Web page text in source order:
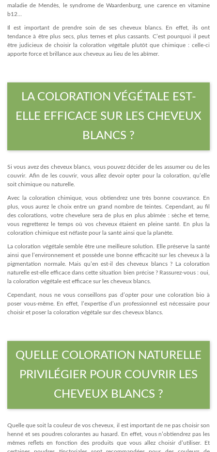
maladie de Mendès, le syndrome de Waardenburg, une carence en vitamine
b12…
Il est important de prendre soin de ses cheveux blancs. En effet, ils ont
tendance à être plus secs, plus ternes et plus cassants. C’est pourquoi il peut
être judicieux de choisir la coloration végétale plutôt que chimique : celle-ci
apporte force et brillance aux cheveux au lieu de les abîmer.
LA COLORATION VÉGÉTALE EST-
ELLE EFFICACE SUR LES CHEVEUX
BLANCS ?
Si vous avez des cheveux blancs, vous pouvez décider de les assumer ou de les
couvrir. Afin de les couvrir, vous allez devoir opter pour la coloration, qu’elle
soit chimique ou naturelle.
Avec la coloration chimique, vous obtiendrez une très bonne couvrance. En
plus, vous aurez le choix entre un grand nombre de teintes. Cependant, au fil
des colorations, votre chevelure sera de plus en plus abîmée : sèche et terne,
vous regretterez le temps où vos cheveux étaient en pleine santé. En plus la
coloration chimique est néfaste pour la santé ainsi que la planète.
La coloration végétale semble être une meilleure solution. Elle préserve la santé
ainsi que l’environnement et possède une bonne efficacité sur les cheveux à la
pigmentation normale. Mais qu’en est-il des cheveux blancs ? La coloration
naturelle est-elle efficace dans cette situation bien précise ? Rassurez-vous : oui,
la coloration végétale est efficace sur les cheveux blancs.
Cependant, nous ne vous conseillons pas d’opter pour une coloration bio à
poser vous-même. En effet, l’expertise d’un professionnel est nécessaire pour
choisir et poser la coloration végétale sur des cheveux blancs.
QUELLE COLORATION NATURELLE
PRIVILÉGIER POUR COUVRIR LES
CHEVEUX BLANCS ?
Quelle que soit la couleur de vos cheveux, il est important de ne pas choisir son
henné et ses poudres colorantes au hasard. En effet, vous n’obtiendrez pas les
mêmes reflets en fonction des produits que vous allez choisir d’utiliser. Et